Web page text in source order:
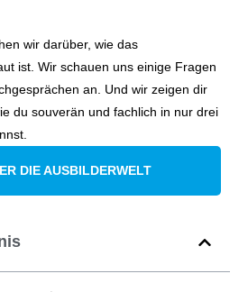
wir darüber, wie das
ist. Wir schauen uns einige Fragen
an. Und wir zeigen dir
du souverän und fachlich in nur drei
DIE AUSBILDERWELT